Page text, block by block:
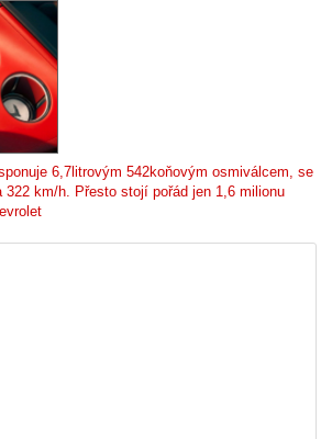
6,7litrovým 542koňovým osmiválcem, se
km/h. Přesto stojí pořád jen 1,6 milionu